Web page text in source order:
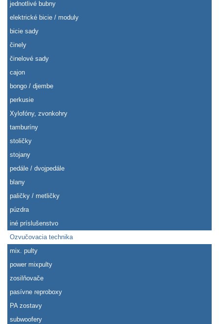
jednotlivé bubny
elektrické bicie / moduly
bicie sady
činely
činelové sady
cajon
bongo / djembe
perkusie
Xylofóny, zvonkohry
tamburíny
stoličky
stojany
pedále / dvojpedále
blany
paličky / metličky
púzdra
iné príslušenstvo
Ozvučovacia technika
mix. pulty
power mixpulty
zosilňovače
pasívne reproboxy
PA zostavy
subwoofery